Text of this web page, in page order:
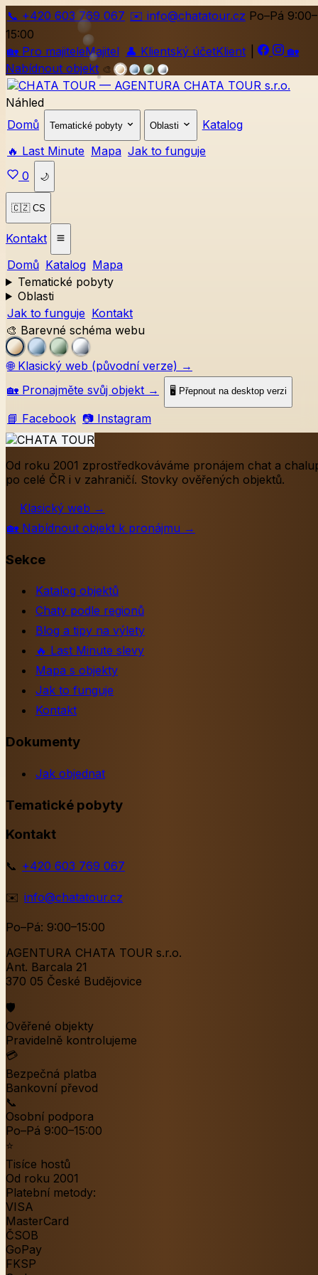
📞 +420 603 769 067 ✉️ info@chatatour.cz Po–Pá 9:00–
15:00
🏡 Pro majiteleMajitel 👤 Klientský účetKlient
🏡
Nabídnout objekt 🎨
Náhled
Domů
Tematické pobyty Oblasti
Katalog
🔥 Last Minute Mapa Jak to funguje
0
🌙
🇨🇿 CS
Kontakt
Domů Katalog Mapa
Tematické pobyty
Oblasti
Jak to funguje Kontakt
🎨 Barevné schéma webu
🌐 Klasický web (původní verze) →
🏡 Pronajměte svůj objekt → 🖥️ Přepnout na desktop verzi
📘 Facebook 📷 Instagram
Od roku 2001 zprostředkováváme pronájem chat a
po celé ČR i v zahraničí. Stovky ověřených objektů.
Klasický web →
🏡 Nabídnout objekt k pronájmu →
Sekce
Katalog objektů
Chaty podle regionů
Blog a tipy na výlety
🔥 Last Minute slevy
Mapa s objekty
Jak to funguje
Kontakt
Dokumenty
Jak objednat
Tematické pobyty
Kontakt
📞 +420 603 769 067
✉️ info@chatatour.cz
Po–Pá: 9:00–15:00
AGENTURA CHATA TOUR s.r.o.
Ant. Barcala 21
370 05 České Budějovice
🛡️
Ověřené objekty
Pravidelně kontrolujeme
💳
Bezpečná platba
Bankovní převod
📞
Osobní podpora
Po–Pá 9:00–15:00
⭐
Tisíce hostů
Od roku 2001
Platební metody:
VISA
MasterCard
ČSOB
GoPay
FKSP